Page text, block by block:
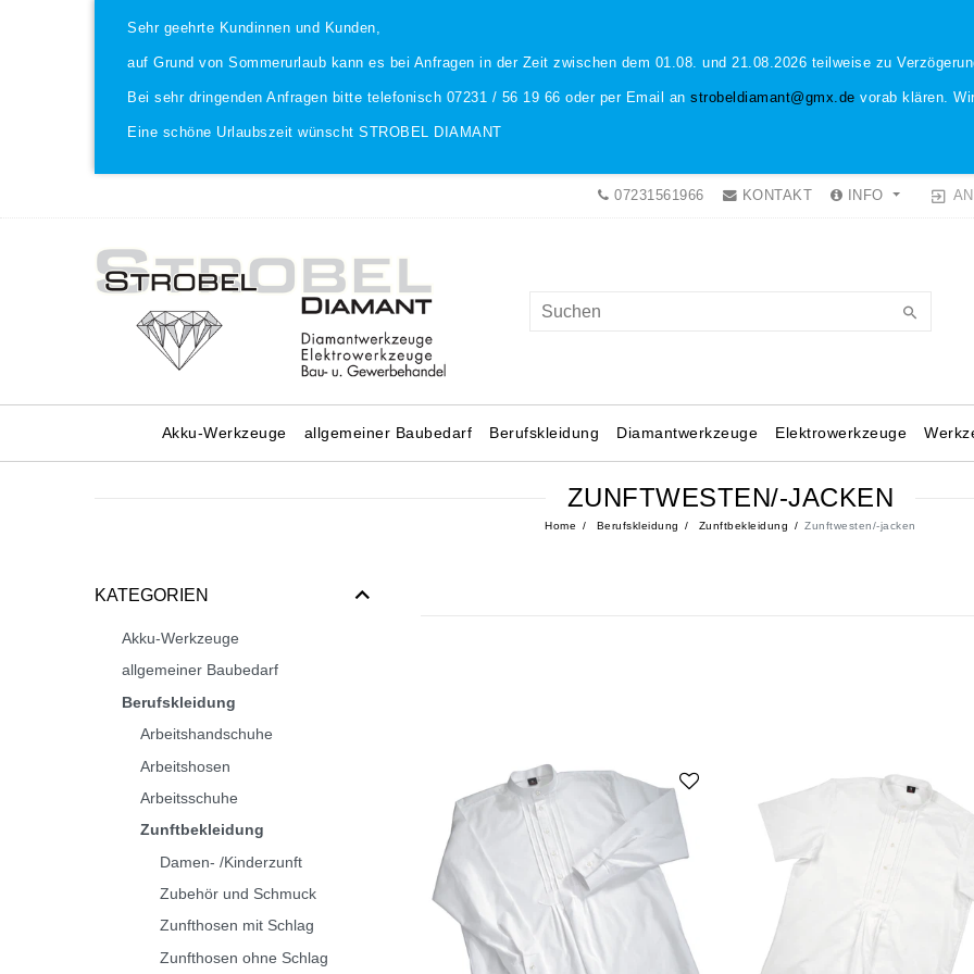
Sehr geehrte Kundinnen und Kunden,
auf Grund von Sommerurlaub kann es bei Anfragen in der Zeit zwischen dem 01.08. und 21.08.2026 teilweise zu
Bei sehr dringenden Anfragen bitte telefonisch 07231 / 56 19 66 oder per Email an strobeldiamant@gmx.de vorab klären.
Eine schöne Urlaubszeit wünscht STROBEL DIAMANT
07231561966 KONTAKT INFO
Akku-Werkzeuge allgemeiner Baubedarf Berufskleidung Diamantwerkzeuge Elektrowerkzeuge
ZUNFTWESTEN/-JACKEN
Home Berufskleidung Zunftbekleidung Zunftwesten/-jacken
KATEGORIEN
Akku-Werkzeuge
allgemeiner Baubedarf
Berufskleidung
Arbeitshandschuhe
Arbeitshosen
Arbeitsschuhe
Zunftbekleidung
Damen- /Kinderzunft
Zubehör und Schmuck
Zunfthosen mit Schlag
Zunfthosen ohne Schlag